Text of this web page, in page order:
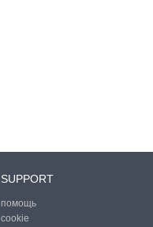
SUPPORT
помощь
cookie